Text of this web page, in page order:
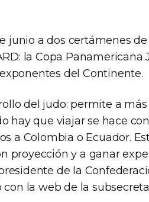
junio a dos certámenes
la Copa Panamericana
del Continente.
del judo: permite a más
hay que viajar se hace
a Colombia o Ecuador.
proyección y a ganar
de la
la web de la